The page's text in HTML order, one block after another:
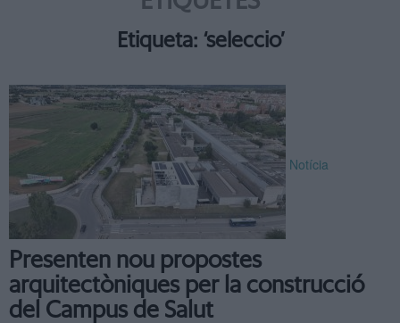
Etiqueta: ‘seleccio’
Notícia
Presenten nou propostes
arquitectòniques per la construcció
del Campus de Salut